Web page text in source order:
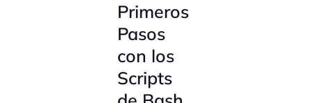
Primeros
Pasos
con los
Scripts